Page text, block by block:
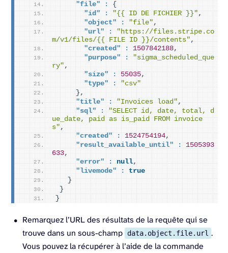
"file" :
{
"id" :
"{{ ID DE FICHIER }}" ,
"object" :
"file" ,
"url" :
"https://files.stripe.co
m/v1/files/{{ FILE ID }}/contents" ,
"created" :
1507842188,
"purpose" :
"sigma_scheduled_que
ry" ,
"size" :
55035,
"type" :
"csv"
} ,
"title" :
"Invoices load" ,
"sql" :
"SELECT id, date, total, d
ue_date, paid as is_paid FROM invoice
s" ,
"created" :
1524754194,
"result_available_until" :
1505393
633,
"error" :
null,
"livemode" :
true
}
}
}
Remarquez l’URL des résultats de la requête qui se
trouve dans un sous-champ
data.object.file.url .
Vous pouvez la récupérer à l’aide de la commande